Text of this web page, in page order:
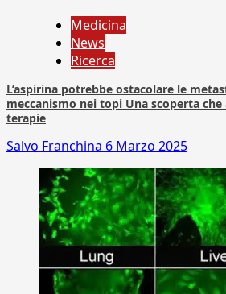
Medicina
News
Ricerca
L’aspirina potrebbe ostacolare le
meccanismo nei topi Una scoperta
terapie
Salvo Franchina 6 Marzo 2025